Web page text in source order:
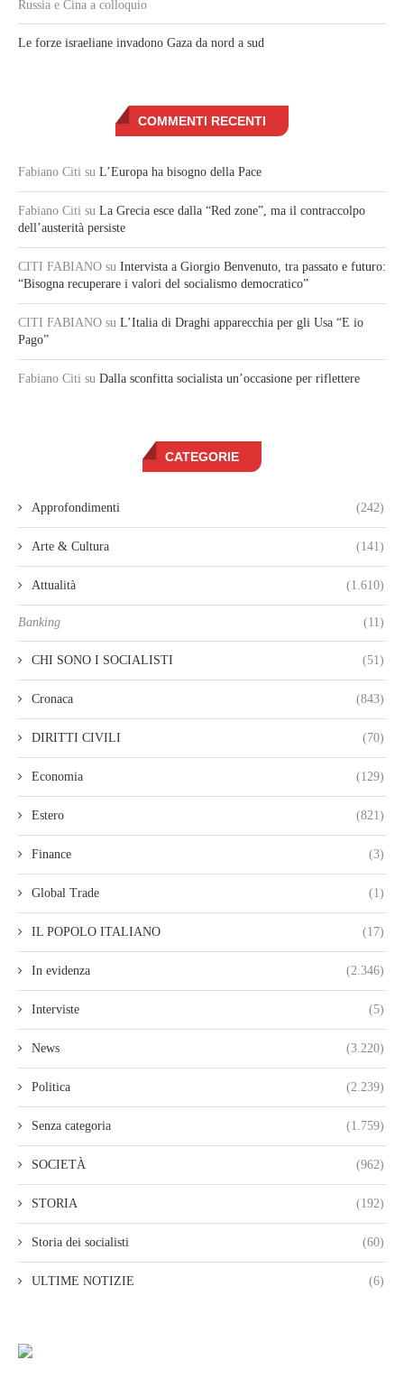
Russia e Cina a colloquio
Le forze israeliane invadono Gaza da nord a sud
COMMENTI RECENTI
Fabiano Citi su L’Europa ha bisogno della Pace
Fabiano Citi su La Grecia esce dalla “Red zone”, ma il contraccolpo
dell’austerità persiste
CITI FABIANO su Intervista a Giorgio Benvenuto, tra passato e futuro:
“Bisogna recuperare i valori del socialismo democratico”
CITI FABIANO su L’Italia di Draghi apparecchia per gli Usa “E io
Pago”
Fabiano Citi su Dalla sconfitta socialista un’occasione per riflettere
CATEGORIE
Approfondimenti (242)
Arte & Cultura (141)
Attualità (1.610)
Banking (11)
CHI SONO I SOCIALISTI (51)
Cronaca (843)
DIRITTI CIVILI (70)
Economia (129)
Estero (821)
Finance (3)
Global Trade (1)
IL POPOLO ITALIANO (17)
In evidenza (2.346)
Interviste (5)
News (3.220)
Politica (2.239)
Senza categoria (1.759)
SOCIETÀ (962)
STORIA (192)
Storia dei socialisti (60)
ULTIME NOTIZIE (6)